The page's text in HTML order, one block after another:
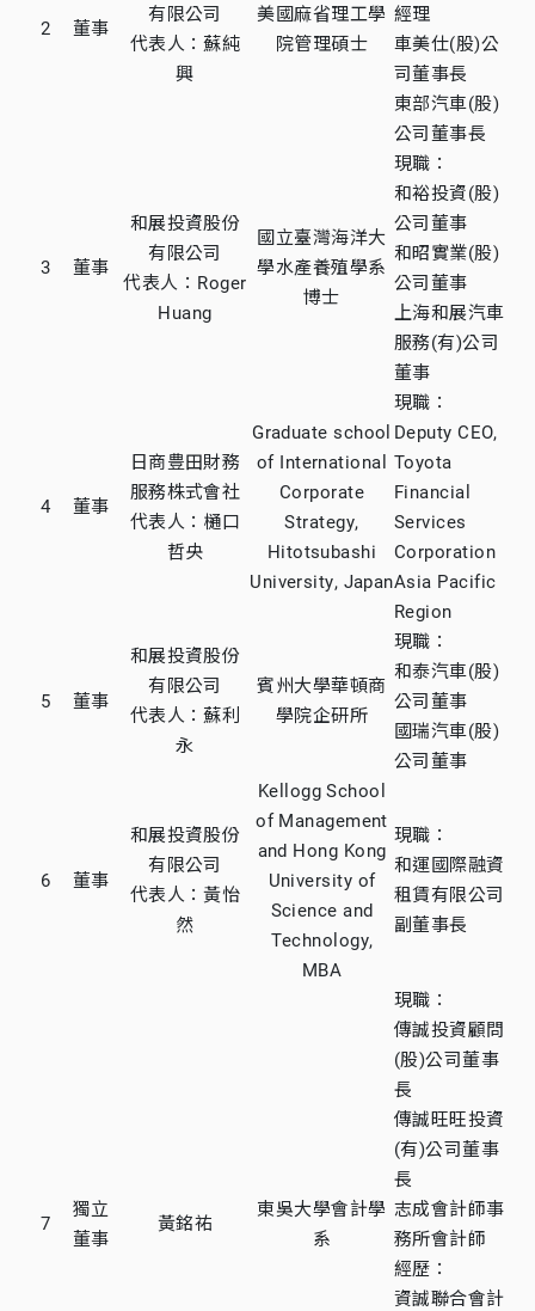
2 董事
有限公司
代表人：蘇純
興
美國麻省理工學
院管理碩士
經理
車美仕(股)公
司董事長
東部汽車(股)
公司董事長
3 董事
和展投資股份
有限公司
代表人：Roger
Huang
國立臺灣海洋大
學水產養殖學系
博士
現職：
和裕投資(股)
公司董事
和昭實業(股)
公司董事
上海和展汽車
服務(有)公司
董事
4 董事
日商豊田財務
服務株式會社
代表人：樋口
哲央
Graduate school
of International
Corporate
Strategy,
Hitotsubashi
University, Japan
現職：
Deputy CEO,
Toyota
Financial
Services
Corporation
Asia Pacific
Region
5 董事
和展投資股份
有限公司
代表人：蘇利
永
賓州大學華頓商
學院企研所
現職：
和泰汽車(股)
公司董事
國瑞汽車(股)
公司董事
6 董事
和展投資股份
有限公司
代表人：黃怡
然
Kellogg School
of Management
and Hong Kong
University of
Science and
Technology,
MBA
現職：
和運國際融資
租賃有限公司
副董事長
7
獨立
董事
黃銘祐
東吳大學會計學
系
現職：
傳誠投資顧問
(股)公司董事
長
傳誠旺旺投資
(有)公司董事
長
志成會計師事
務所會計師
經歷：
資誠聯合會計